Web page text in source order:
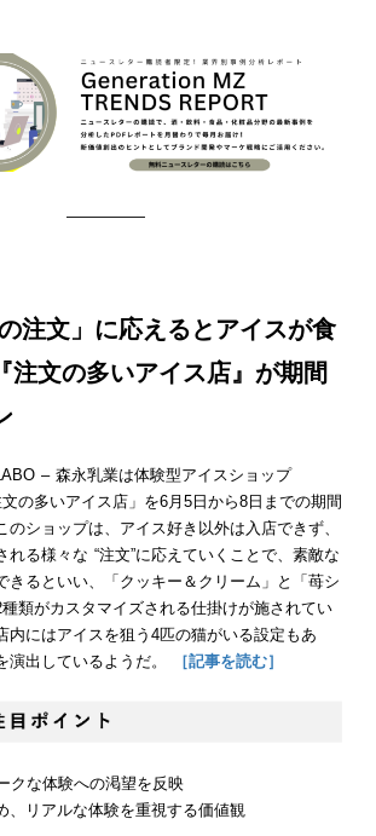
—————
注文」に応えるとアイスが食
文の多いアイス店』が期間
– 森永乳業は体験型アイスショップ
の多いアイス店」を6月5日から8日までの期間
のショップは、アイス好き以外は入店できず、
れる様々な “注文”に応えていくことで、素敵な
きるといい、「クッキー＆クリーム」と「苺シ
類がカスタマイズされる仕掛けが施されてい
内にはアイスを狙う4匹の猫がいる設定もあ
演出しているようだ。
［記事を読む］
クな体験への渇望を反映
リアルな体験を重視する価値観